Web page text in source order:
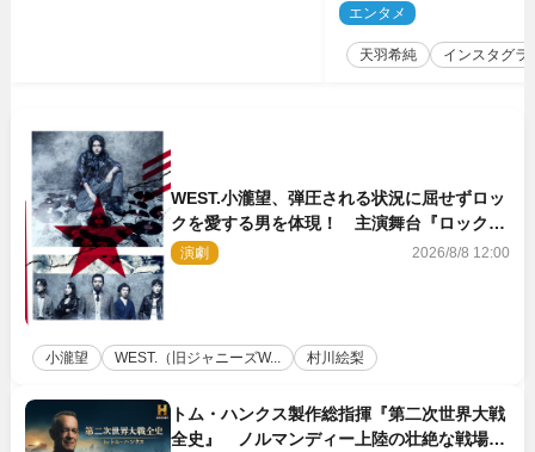
「可愛い過ぎる」
エンタメ
天羽希純 インスタグラ
WEST.小瀧望、弾圧される状況に屈せずロッ
クを愛する男を体現！ 主演舞台『ロックン
ロール』ビジュアル解禁
演劇 2026/8/8 12:00
小瀧望 WEST.（旧ジャニーズW... 村川絵梨
トム・ハンクス製作総指揮『第二次世界大戦
全史』 ノルマンディー上陸の壮絶な戦場を